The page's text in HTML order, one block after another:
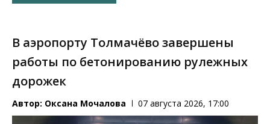
В аэропорту Толмачёво завершены
работы по бетонированию рулежных
дорожек
Автор: Оксана Мочалова 07 августа 2026, 17:00